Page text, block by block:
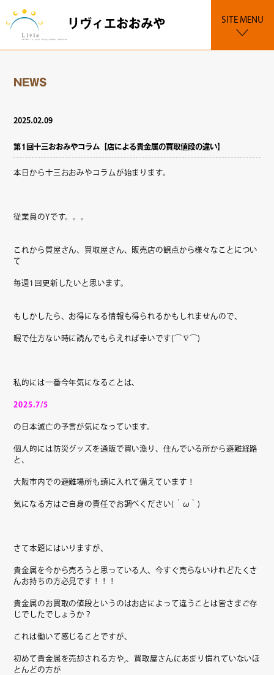
リヴィエおおみや SITE MENU
NEWS
2025.02.09
第1回十三おおみやコラム【店による貴金属の買取値段の違い】
本日から十三おおみやコラムが始まります。
従業員のYです。。。
これから質屋さん、買取屋さん、販売店の観点から様々なことについ
て
毎週1回更新したいと思います。
もしかしたら、お得になる情報も得られるかもしれませんので、
暇で仕方ない時に読んでもらえれば幸いです(⌒∇⌒)
私的には一番今年気になることは、
2025.7/5
の日本滅亡の予言が気になっています。
個人的には防災グッズを通販で買い漁り、住んでいる所から避難経路
と、
大阪市内での避難場所も頭に入れて備えています！
気になる方はご自身の責任でお調べください(´ω｀)
さて本題にはいりますが、
貴金属を今から売ろうと思っている人、今すぐ売らないけれどたくさ
んお持ちの方必見です！！！
貴金属のお買取の値段というのはお店によって違うことは皆さまご存
じでしたでしょうか？
これは働いて感じることですが、
初めて貴金属を売却される方や,、買取屋さんにあまり慣れていないほ
とんどの方が